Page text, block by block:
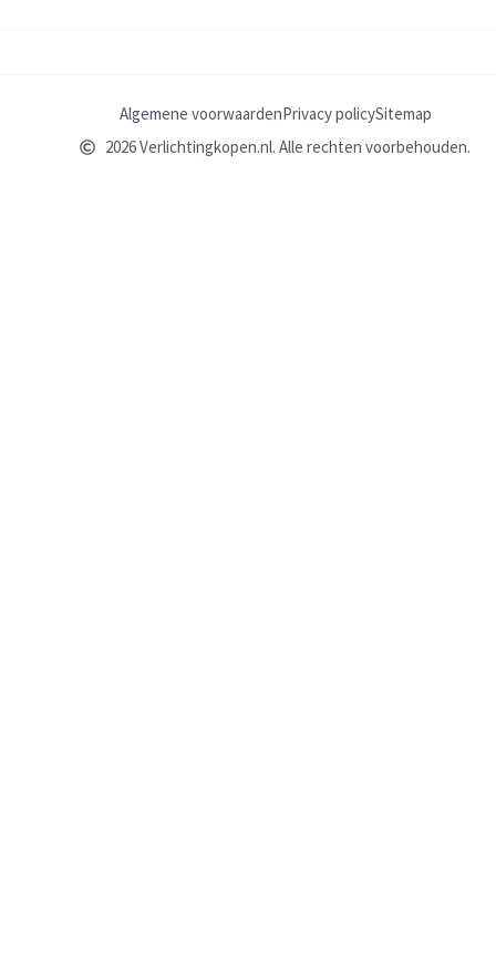
Algemene voorwaardenPrivacy policySitemap
2026 Verlichtingkopen.nl. Alle rechten voorbehouden.